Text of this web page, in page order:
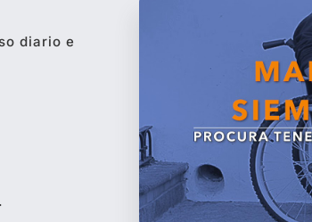
diario e